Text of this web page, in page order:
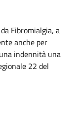
Fibromialgia, a
anche per
indennità una
22 del